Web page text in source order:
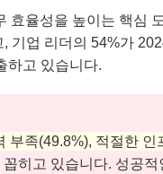
효율성을 높이는 핵심
기업 리더의 54%가
하고 있습니다.
부족(49.8%), 적절한
히고 있습니다. 성공